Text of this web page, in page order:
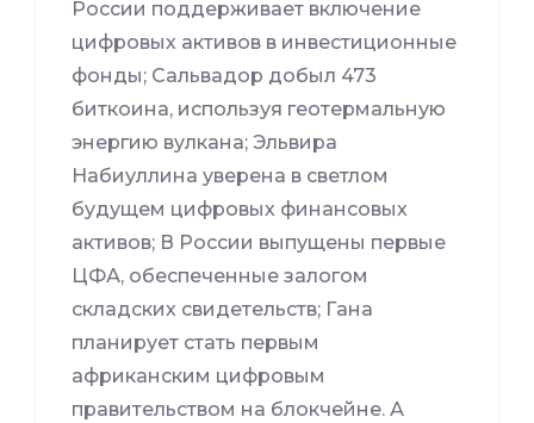
России поддерживает включение
цифровых активов в инвестиционные
фонды; Сальвадор добыл 473
биткоина, используя геотермальную
энергию вулкана; Эльвира
Набиуллина уверена в светлом
будущем цифровых финансовых
активов; В России выпущены первые
ЦФА, обеспеченные залогом
складских свидетельств; Гана
планирует стать первым
африканским цифровым
правительством на блокчейне. А